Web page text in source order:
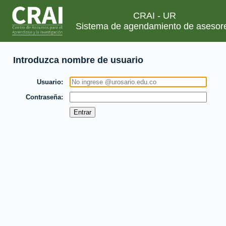
CRAI - UR
Sistema de agendamiento de
Introduzca nombre de usuario
Usuario
Contraseña